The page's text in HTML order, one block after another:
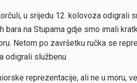
u srijedu 12. kolovoza odigrali
bara na Stupama gdje smo imali
Netom po završetku ručka se
odigrali službenu
reprezentacije, ali ne u moru,